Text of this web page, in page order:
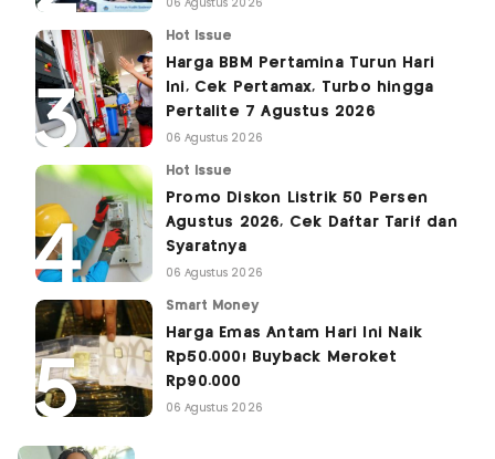
06 Agustus 2026
Hot Issue
Harga BBM Pertamina Turun Hari
Ini, Cek Pertamax, Turbo hingga
Pertalite 7 Agustus 2026
06 Agustus 2026
Hot Issue
Promo Diskon Listrik 50 Persen
Agustus 2026, Cek Daftar Tarif dan
Syaratnya
06 Agustus 2026
Smart Money
Harga Emas Antam Hari Ini Naik
Rp50.000! Buyback Meroket
Rp90.000
06 Agustus 2026